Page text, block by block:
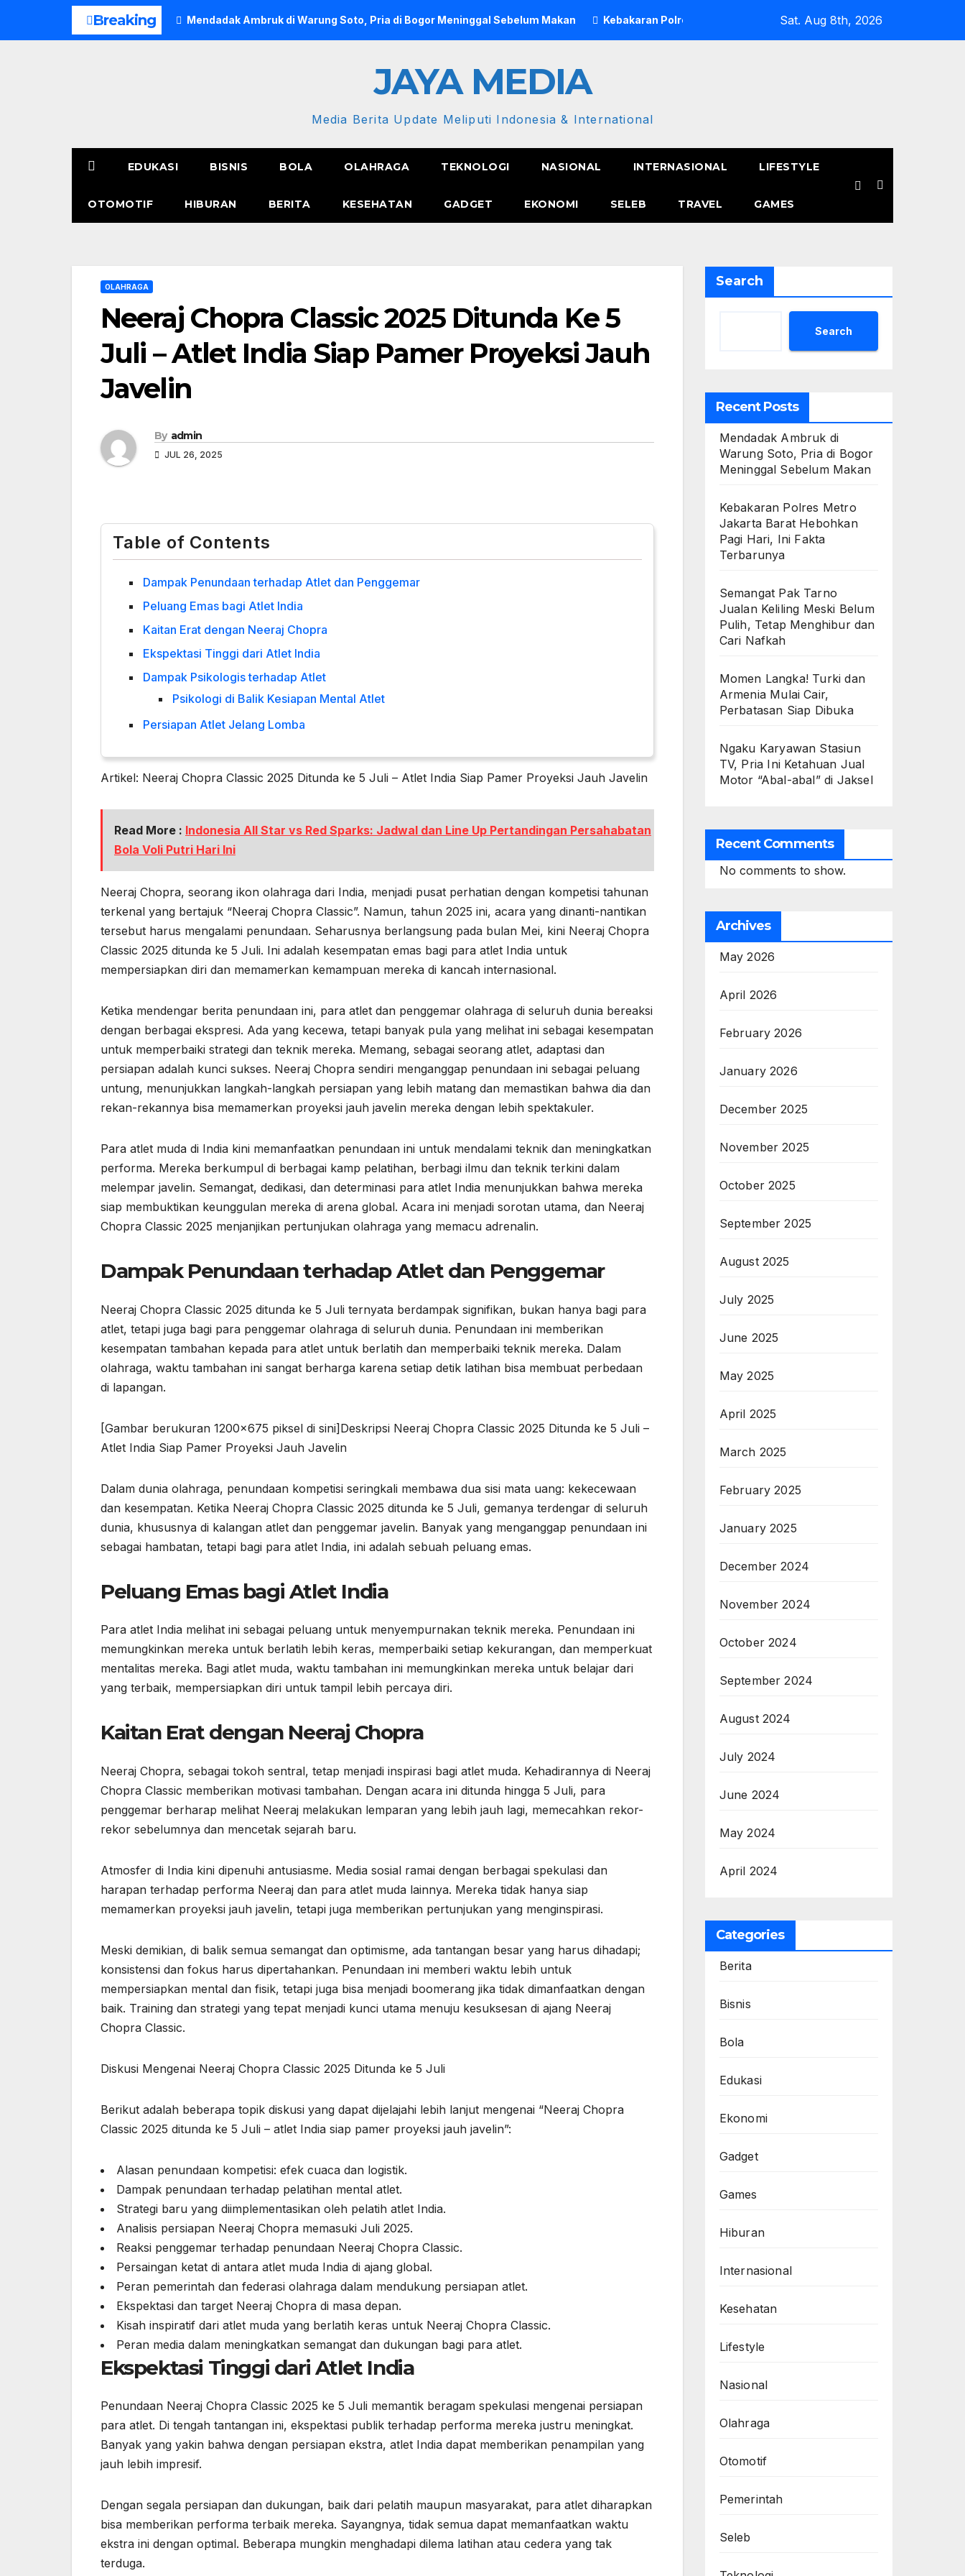
Breaking Mendadak Ambruk di Warung Soto, Pria di Bogor Meninggal Sebelum Makan Kebakaran Polres Metro Jakarta Barat Hebohkan Pagi Hari, Ini Fakta
Sat. Aug 8th, 2026
JAYA MEDIA
Media Berita Update Meliputi Indonesia & International
EDUKASI BISNIS BOLA OLAHRAGA TEKNOLOGI NASIONAL INTERNASIONAL LIFESTYLE
OTOMOTIF HIBURAN BERITA KESEHATAN GADGET EKONOMI SELEB TRAVEL GAMES
OLAHRAGA
Neeraj Chopra Classic 2025 Ditunda Ke 5
Juli – Atlet India Siap Pamer Proyeksi Jauh
Javelin
By admin
JUL 26, 2025
Table of Contents
Dampak Penundaan terhadap Atlet dan Penggemar
Peluang Emas bagi Atlet India
Kaitan Erat dengan Neeraj Chopra
Ekspektasi Tinggi dari Atlet India
Dampak Psikologis terhadap Atlet
Psikologi di Balik Kesiapan Mental Atlet
Persiapan Atlet Jelang Lomba
Artikel: Neeraj Chopra Classic 2025 Ditunda ke 5 Juli – Atlet India Siap Pamer Proyeksi Jauh Javelin
Read More : Indonesia All Star vs Red Sparks: Jadwal dan Line Up Pertandingan Persahabatan
Bola Voli Putri Hari Ini
Neeraj Chopra, seorang ikon olahraga dari India, menjadi pusat perhatian dengan kompetisi tahunan
terkenal yang bertajuk “Neeraj Chopra Classic”. Namun, tahun 2025 ini, acara yang dinanti-nantikan
tersebut harus mengalami penundaan. Seharusnya berlangsung pada bulan Mei, kini Neeraj Chopra
Classic 2025 ditunda ke 5 Juli. Ini adalah kesempatan emas bagi para atlet India untuk
mempersiapkan diri dan memamerkan kemampuan mereka di kancah internasional.
Ketika mendengar berita penundaan ini, para atlet dan penggemar olahraga di seluruh dunia bereaksi
dengan berbagai ekspresi. Ada yang kecewa, tetapi banyak pula yang melihat ini sebagai kesempatan
untuk memperbaiki strategi dan teknik mereka. Memang, sebagai seorang atlet, adaptasi dan
persiapan adalah kunci sukses. Neeraj Chopra sendiri menganggap penundaan ini sebagai peluang
untung, menunjukkan langkah-langkah persiapan yang lebih matang dan memastikan bahwa dia dan
rekan-rekannya bisa memamerkan proyeksi jauh javelin mereka dengan lebih spektakuler.
Para atlet muda di India kini memanfaatkan penundaan ini untuk mendalami teknik dan meningkatkan
performa. Mereka berkumpul di berbagai kamp pelatihan, berbagi ilmu dan teknik terkini dalam
melempar javelin. Semangat, dedikasi, dan determinasi para atlet India menunjukkan bahwa mereka
siap membuktikan keunggulan mereka di arena global. Acara ini menjadi sorotan utama, dan Neeraj
Chopra Classic 2025 menjanjikan pertunjukan olahraga yang memacu adrenalin.
Dampak Penundaan terhadap Atlet dan Penggemar
Neeraj Chopra Classic 2025 ditunda ke 5 Juli ternyata berdampak signifikan, bukan hanya bagi para
atlet, tetapi juga bagi para penggemar olahraga di seluruh dunia. Penundaan ini memberikan
kesempatan tambahan kepada para atlet untuk berlatih dan memperbaiki teknik mereka. Dalam
olahraga, waktu tambahan ini sangat berharga karena setiap detik latihan bisa membuat perbedaan
di lapangan.
[Gambar berukuran 1200×675 piksel di sini]Deskripsi Neeraj Chopra Classic 2025 Ditunda ke 5 Juli –
Atlet India Siap Pamer Proyeksi Jauh Javelin
Dalam dunia olahraga, penundaan kompetisi seringkali membawa dua sisi mata uang: kekecewaan
dan kesempatan. Ketika Neeraj Chopra Classic 2025 ditunda ke 5 Juli, gemanya terdengar di seluruh
dunia, khususnya di kalangan atlet dan penggemar javelin. Banyak yang menganggap penundaan ini
sebagai hambatan, tetapi bagi para atlet India, ini adalah sebuah peluang emas.
Peluang Emas bagi Atlet India
Para atlet India melihat ini sebagai peluang untuk menyempurnakan teknik mereka. Penundaan ini
memungkinkan mereka untuk berlatih lebih keras, memperbaiki setiap kekurangan, dan memperkuat
mentalitas mereka. Bagi atlet muda, waktu tambahan ini memungkinkan mereka untuk belajar dari
yang terbaik, mempersiapkan diri untuk tampil lebih percaya diri.
Kaitan Erat dengan Neeraj Chopra
Neeraj Chopra, sebagai tokoh sentral, tetap menjadi inspirasi bagi atlet muda. Kehadirannya di Neeraj
Chopra Classic memberikan motivasi tambahan. Dengan acara ini ditunda hingga 5 Juli, para
penggemar berharap melihat Neeraj melakukan lemparan yang lebih jauh lagi, memecahkan rekor-
rekor sebelumnya dan mencetak sejarah baru.
Atmosfer di India kini dipenuhi antusiasme. Media sosial ramai dengan berbagai spekulasi dan
harapan terhadap performa Neeraj dan para atlet muda lainnya. Mereka tidak hanya siap
memamerkan proyeksi jauh javelin, tetapi juga memberikan pertunjukan yang menginspirasi.
Meski demikian, di balik semua semangat dan optimisme, ada tantangan besar yang harus dihadapi;
konsistensi dan fokus harus dipertahankan. Penundaan ini memberi waktu lebih untuk
mempersiapkan mental dan fisik, tetapi juga bisa menjadi boomerang jika tidak dimanfaatkan dengan
baik. Training dan strategi yang tepat menjadi kunci utama menuju kesuksesan di ajang Neeraj
Chopra Classic.
Diskusi Mengenai Neeraj Chopra Classic 2025 Ditunda ke 5 Juli
Berikut adalah beberapa topik diskusi yang dapat dijelajahi lebih lanjut mengenai “Neeraj Chopra
Classic 2025 ditunda ke 5 Juli – atlet India siap pamer proyeksi jauh javelin”:
Alasan penundaan kompetisi: efek cuaca dan logistik.
Dampak penundaan terhadap pelatihan mental atlet.
Strategi baru yang diimplementasikan oleh pelatih atlet India.
Analisis persiapan Neeraj Chopra memasuki Juli 2025.
Reaksi penggemar terhadap penundaan Neeraj Chopra Classic.
Persaingan ketat di antara atlet muda India di ajang global.
Peran pemerintah dan federasi olahraga dalam mendukung persiapan atlet.
Ekspektasi dan target Neeraj Chopra di masa depan.
Kisah inspiratif dari atlet muda yang berlatih keras untuk Neeraj Chopra Classic.
Peran media dalam meningkatkan semangat dan dukungan bagi para atlet.
Ekspektasi Tinggi dari Atlet India
Penundaan Neeraj Chopra Classic 2025 ke 5 Juli memantik beragam spekulasi mengenai persiapan
para atlet. Di tengah tantangan ini, ekspektasi publik terhadap performa mereka justru meningkat.
Banyak yang yakin bahwa dengan persiapan ekstra, atlet India dapat memberikan penampilan yang
jauh lebih impresif.
Dengan segala persiapan dan dukungan, baik dari pelatih maupun masyarakat, para atlet diharapkan
bisa memberikan performa terbaik mereka. Sayangnya, tidak semua dapat memanfaatkan waktu
ekstra ini dengan optimal. Beberapa mungkin menghadapi dilema latihan atau cedera yang tak
terduga.
Search
Search
Recent Posts
Mendadak Ambruk di
Warung Soto, Pria di Bogor
Meninggal Sebelum Makan
Kebakaran Polres Metro
Jakarta Barat Hebohkan
Pagi Hari, Ini Fakta
Terbarunya
Semangat Pak Tarno
Jualan Keliling Meski Belum
Pulih, Tetap Menghibur dan
Cari Nafkah
Momen Langka! Turki dan
Armenia Mulai Cair,
Perbatasan Siap Dibuka
Ngaku Karyawan Stasiun
TV, Pria Ini Ketahuan Jual
Motor “Abal-abal” di Jaksel
Recent Comments
No comments to show.
Archives
May 2026
April 2026
February 2026
January 2026
December 2025
November 2025
October 2025
September 2025
August 2025
July 2025
June 2025
May 2025
April 2025
March 2025
February 2025
January 2025
December 2024
November 2024
October 2024
September 2024
August 2024
July 2024
June 2024
May 2024
April 2024
Categories
Berita
Bisnis
Bola
Edukasi
Ekonomi
Gadget
Games
Hiburan
Internasional
Kesehatan
Lifestyle
Nasional
Olahraga
Otomotif
Pemerintah
Seleb